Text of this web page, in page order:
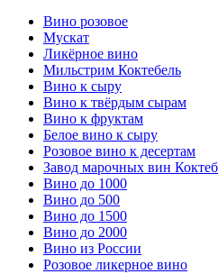
Вино розовое
Мускат
Ликёрное вино
Мильстрим Коктебель
Вино к сыру
Вино к твёрдым сырам
Вино к фруктам
Белое вино к сыру
Розовое вино к десертам
Завод марочных вин
Вино до 1000
Вино до 500
Вино до 1500
Вино до 2000
Вино из России
Розовое ликерное вино